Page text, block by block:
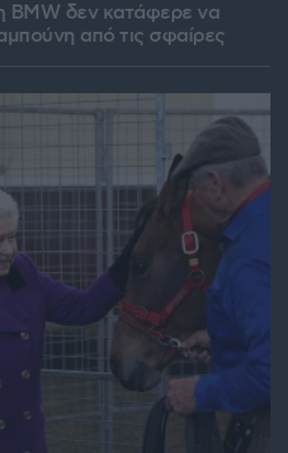
BMW δεν κατάφερε να
από τις σφαίρες